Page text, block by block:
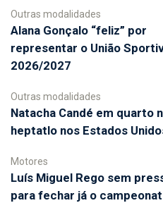
Outras modalidades
Alana Gonçalo “feliz” por
representar o União
2026/2027
Outras modalidades
Natacha Candé em quarto
heptatlo nos Estados
Motores
Luís Miguel Rego sem
para fechar já o